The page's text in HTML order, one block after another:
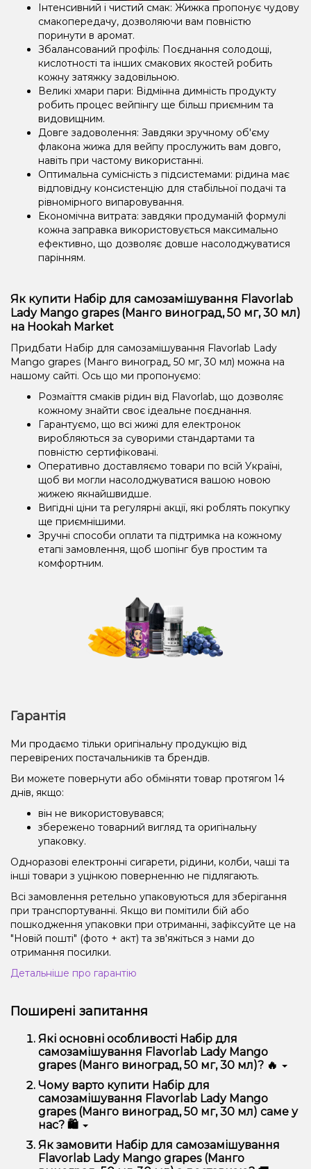
Інтенсивний і чистий смак: Жижка пропонує чудову
смакопередачу, дозволяючи вам повністю
поринути в аромат.
Збалансований профіль: Поєднання солодощі,
кислотності та інших смакових якостей робить
кожну затяжку задовільною.
Великі хмари пари: Відмінна димність продукту
робить процес вейпінгу ще більш приємним та
видовищним.
Довге задоволення: Завдяки зручному об'єму
флакона жижа для вейпу прослужить вам довго,
навіть при частому використанні.
Оптимальна сумісність з підсистемами: рідина має
відповідну консистенцію для стабільної подачі та
рівномірного випаровування.
Економічна витрата: завдяки продуманій формулі
кожна заправка використовується максимально
ефективно, що дозволяє довше насолоджуватися
парінням.
Як купити Набір для самозамішування Flavorlab
Lady Mango grapes (Манго виноград, 50 мг, 30 мл)
на Hookah Market
Придбати Набір для самозамішування Flavorlab Lady
Mango grapes (Манго виноград, 50 мг, 30 мл) можна на
нашому сайті. Ось що ми пропонуємо:
Розмаїття смаків рідин від Flavorlab, що дозволяє
кожному знайти своє ідеальне поєднання.
Гарантуємо, що всі жижі для електронок
виробляються за суворими стандартами та
повністю сертифіковані.
Оперативно доставляємо товари по всій Україні,
щоб ви могли насолоджуватися вашою новою
жижею якнайшвидше.
Вигідні ціни та регулярні акції, які роблять покупку
ще приємнішими.
Зручні способи оплати та підтримка на кожному
етапі замовлення, щоб шопінг був простим та
комфортним.
Гарантія
Ми продаємо тільки оригінальну продукцію від
перевірених постачальників та брендів.
Ви можете повернути або обміняти товар протягом 14
днів, якщо:
він не використовувався;
збережено товарний вигляд та оригінальну
упаковку.
Одноразові електронні сигарети, рідини, колби, чаші та
інші товари з уцінкою поверненню не підлягають.
Всі замовлення ретельно упаковуються для зберігання
при транспортуванні. Якщо ви помітили бій або
пошкодження упаковки при отриманні, зафіксуйте це на
"Новій пошті" (фото + акт) та зв'яжіться з нами до
отримання посилки.
Детальніше про гарантію
Поширені запитання
Які основні особливості Набір для
самозамішування Flavorlab Lady Mango
grapes (Манго виноград, 50 мг, 30 мл)? 🔥
Набір для самозамішування Flavorlab Lady Mango
grapes (Манго виноград, 50 мг, 30 мл) відрізняється
високою якістю, зручністю використання та
надійністю.
Чому варто купити Набір для
самозамішування Flavorlab Lady Mango
grapes (Манго виноград, 50 мг, 30 мл) саме у
нас? 🛍️
Ми пропонуємо тільки оригінальну продукцію,
широкий асортимент, вигідні ціни та швидку
доставку. Крім того, у нас регулярні акції та знижки
Як замовити Набір для самозамішування
Flavorlab Lady Mango grapes (Манго